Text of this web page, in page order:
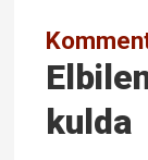
kulda